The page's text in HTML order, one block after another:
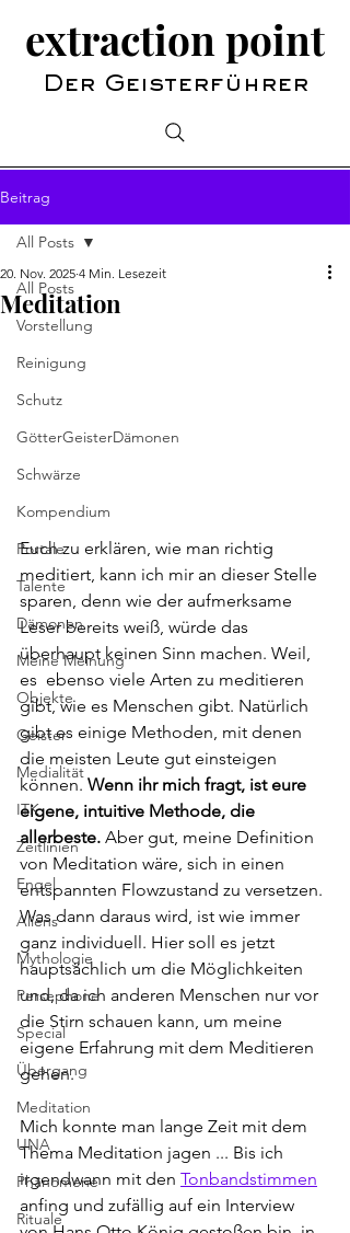
extraction point
Der Geisterführer
Beitrag
All Posts
Vorstellung
Reinigung
Schutz
GötterGeisterDämonen
Schwärze
Kompendium
Portale
Talente
Dämonen
Meine Meinung
Objekte
Geister
Medialität
ITK
Zeitlinien
Engel
Aliens
Mythologie
Persephone
Special
Übergang
Meditation
UNA
Phänomene
Rituale
All Posts
Meditation
20. Nov. 2025 4 Min. Lesezeit
Euch zu erklären, wie man richtig
meditiert, kann ich mir an dieser Stelle
sparen, denn wie der aufmerksame
Leser bereits weiß, würde das
überhaupt keinen Sinn machen. Weil,
es  ebenso viele Arten zu meditieren
gibt, wie es Menschen gibt. Natürlich
gibt es einige Methoden, mit denen
die meisten Leute gut einsteigen
können. Wenn ihr mich fragt, ist eure
eigene, intuitive Methode, die
allerbeste. Aber gut, meine Definition
von Meditation wäre, sich in einen
entspannten Flowzustand zu versetzen.
Was dann daraus wird, ist wie immer
ganz individuell. Hier soll es jetzt
hauptsächlich um die Möglichkeiten
und, da ich anderen Menschen nur vor
die Stirn schauen kann, um meine
eigene Erfahrung mit dem Meditieren
gehen.
Mich konnte man lange Zeit mit dem
Thema Meditation jagen ... Bis ich
irgendwann mit den Tonbandstimmen
anfing und zufällig auf ein Interview